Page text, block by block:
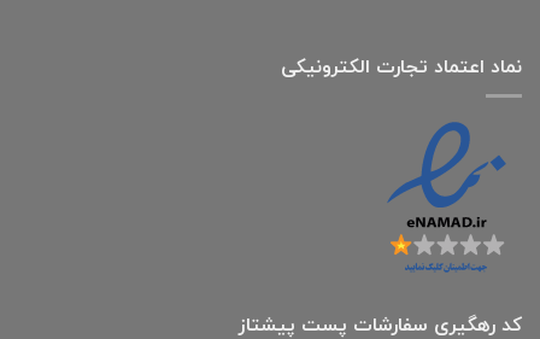
نماد اعتماد تجارت الكترونیكی
کد رهگیری سفارشات پست پیشتاز